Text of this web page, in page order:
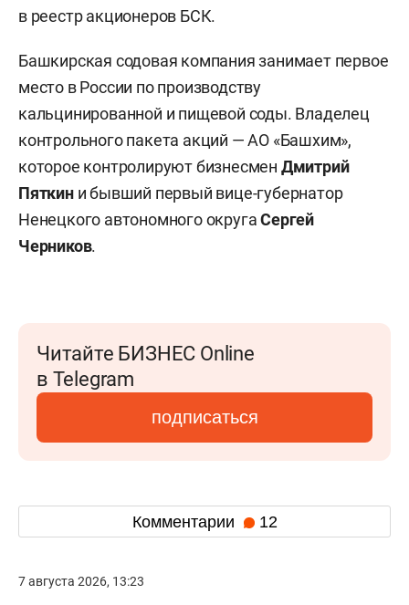
в реестр акционеров БСК.
Башкирская содовая компания занимает первое
место в России по производству
кальцинированной и пищевой соды. Владелец
контрольного пакета акций — АО «Башхим»,
которое контролируют бизнесмен Дмитрий
Пяткини бывший первый вице-губернатор
Ненецкого автономного округаСергей
Черников.
Читайте БИЗНЕС Online
в Telegram
подписаться
Комментарии 12
7 августа 2026, 13:23